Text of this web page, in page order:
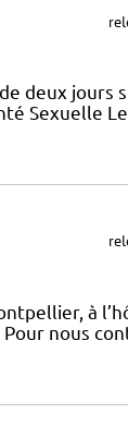
deux jours
Sexuelle Le
à
nous